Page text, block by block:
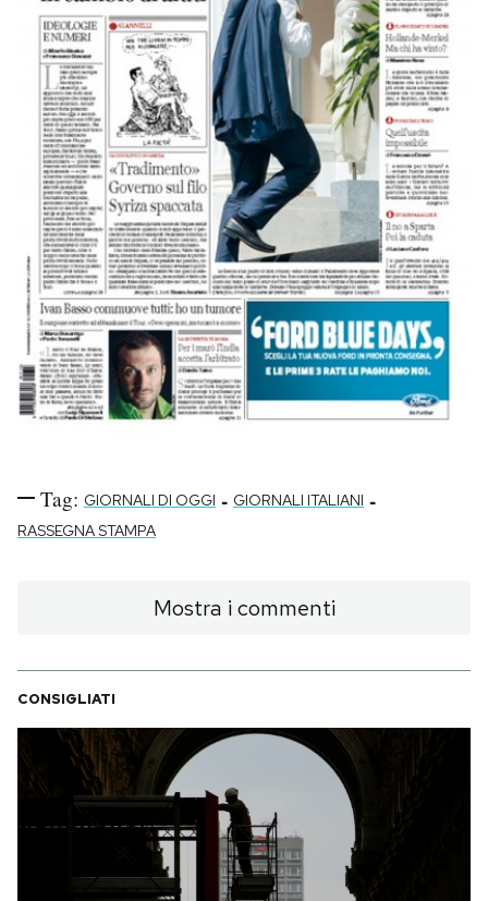
Tag: GIORNALI DI OGGI - GIORNALI ITALIANI -
RASSEGNA STAMPA
Mostra i commenti
CONSIGLIATI